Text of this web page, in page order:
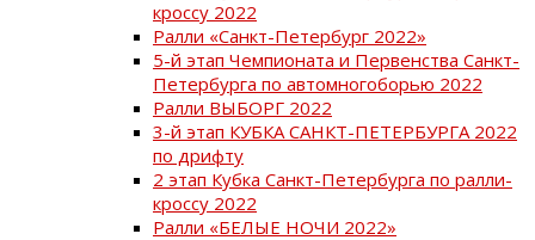
кроссу 2022
Ралли «Санкт-Петербург 2022»
5-й этап Чемпионата и Первенства Санкт-
Петербурга по автомногоборью 2022
Ралли ВЫБОРГ 2022
3-й этап КУБКА САНКТ-ПЕТЕРБУРГА 2022
по дрифту
2 этап Кубка Санкт-Петербурга по ралли-
кроссу 2022
Ралли «БЕЛЫЕ НОЧИ 2022»